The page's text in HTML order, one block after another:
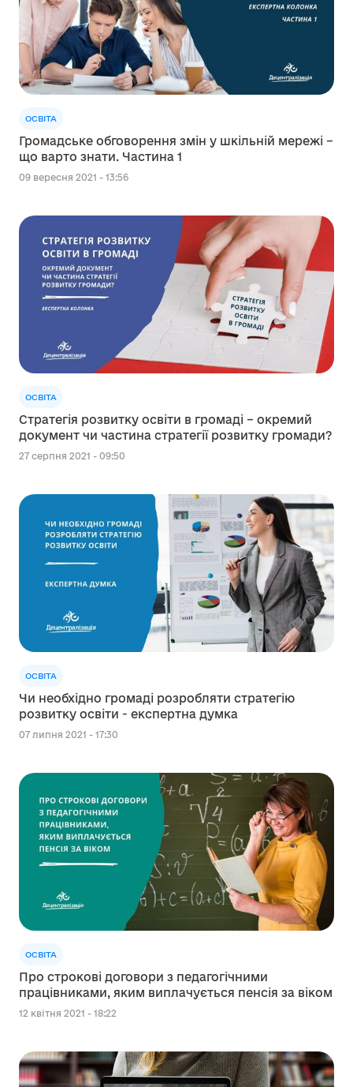
ОСВІТА
Громадське обговорення змін у шкільній мережі –
що варто знати. Частина 1
09 вересня 2021 - 13:56
ОСВІТА
Стратегія розвитку освіти в громаді – окремий
документ чи частина стратегії розвитку громади?
27 серпня 2021 - 09:50
ОСВІТА
Чи необхідно громаді розробляти стратегію
розвитку освіти - експертна думка
07 липня 2021 - 17:30
ОСВІТА
Про строкові договори з педагогічними
працівниками, яким виплачується пенсія за віком
12 квітня 2021 - 18:22